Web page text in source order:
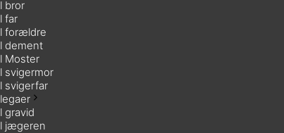
bror
far
forældre
dement
Moster
svigermor
svigerfar
gravid
jægeren